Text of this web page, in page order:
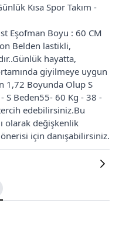
Kısa Spor Takım -
Eşofman Boyu : 60 CM
Belden lastikli,
hayatta,
giyilmeye uygun
1,72 Boyunda Olup S
S Beden55- 60 Kg - 38 -
edebilirsiniz.Bu
olarak değişkenlik
için danışabilirsiniz.